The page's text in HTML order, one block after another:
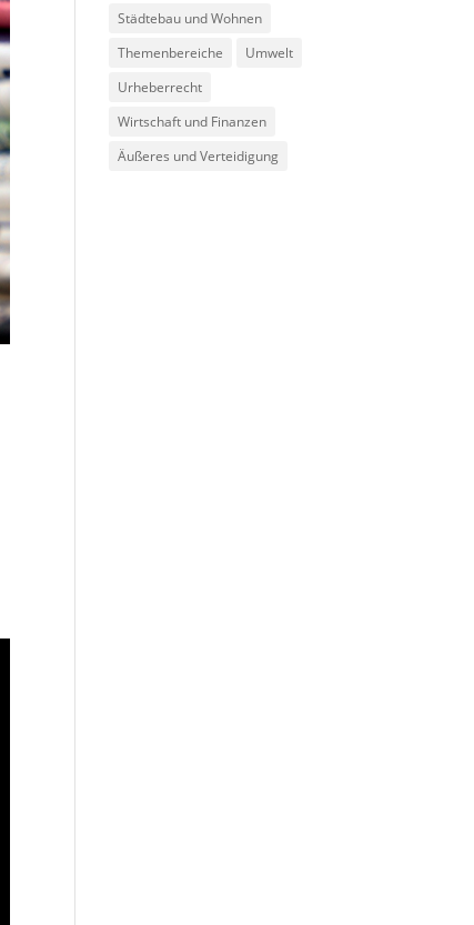
Städtebau und Wohnen
Themenbereiche
Umwelt
Urheberrecht
Wirtschaft und Finanzen
Äußeres und Verteidigung